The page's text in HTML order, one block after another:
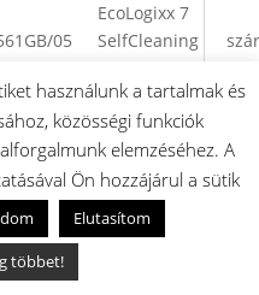
05
EcoLogixx 7
SelfCleaning
25
40 Avantixx 7
27
használunk a tartalmak és
közösségi funkciók
elemzéséhez. A
Ön hozzájárul a sütik
Elutasítom
többet!